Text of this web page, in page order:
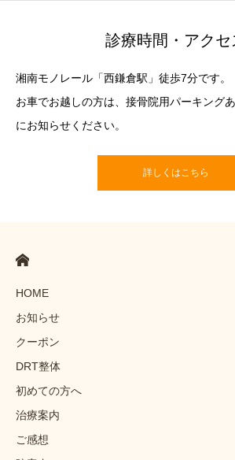
診療時間・アクセ
湘南モノレール「西鎌倉駅」徒歩7分です。
お車でお越しの方は、接骨院用パーキング
にお知らせください。
詳しくはこちら
HOME
お知らせ
クーポン
DRT整体
初めての方へ
治療案内
ご感想